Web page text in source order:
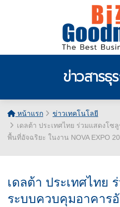
ข่าวสารธุ
หน้าแรก
ข่าวเทคโนโลยี
เดลต้า ประเทศไทย ร่วมแสดงโ
พื้นที่อัจฉริยะ ในงาน NOVA EXPO
เดลต้า ประเทศไทย
ระบบควบคุมอาคาร